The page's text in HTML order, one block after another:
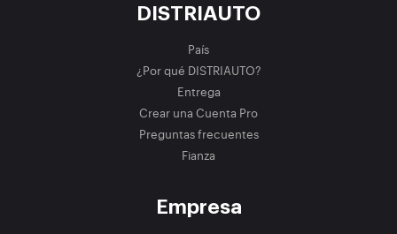
DISTRIAUTO
País
¿Por qué DISTRIAUTO?
Entrega
Crear una Cuenta Pro
Preguntas frecuentes
Fianza
Empresa